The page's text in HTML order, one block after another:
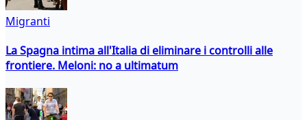
Migranti
La Spagna intima all'Italia di eliminare i controlli alle
frontiere. Meloni: no a ultimatum